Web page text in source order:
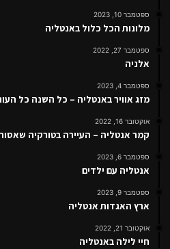
ספטמבר 10, 2023
מלונות הכל כלול באנטליה
ספטמבר 27, 2022
אלניה
ספטמבר 4, 2023
מזג אוויר באנטליה – כל השנה כל
אוקטובר 16, 2022
קמר אנטליה – העיירה בטורקיה
ספטמבר 6, 2023
אנטליה עם ילדים
ספטמבר 9, 2023
ארץ האגדות אנטליה
אוקטובר 21, 2022
חיי לילה באנטליה